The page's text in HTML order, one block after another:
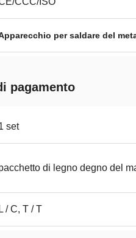
per saldare del
pagamento
set
di legno degno del
L / C, T / T